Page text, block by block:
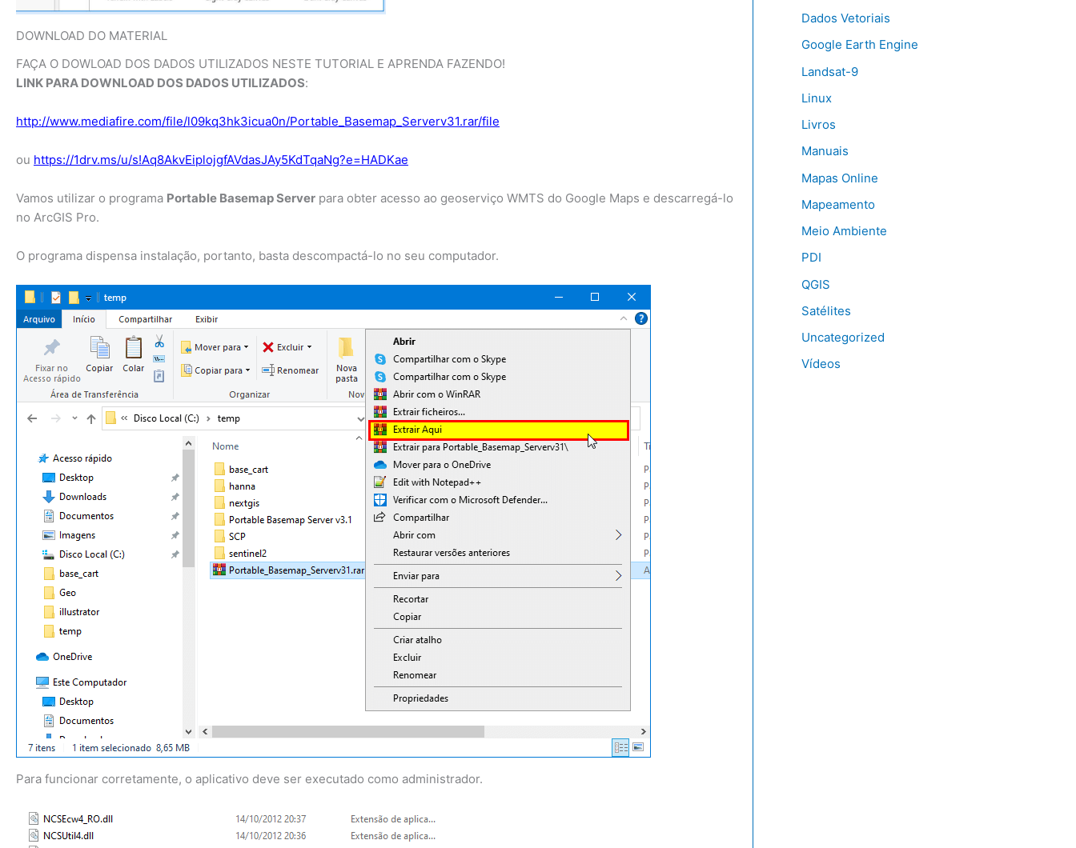
DOWNLOAD DO MATERIAL
FAÇA O DOWLOAD DOS DADOS UTILIZADOS NESTE TUTORIAL E APRENDA FAZENDO!
LINK PARA DOWNLOAD DOS DADOS UTILIZADOS:
http://www.mediafire.com/file/l09kq3hk3icua0n/Portable_Basemap_Serverv31.rar/file
ou https://1drv.ms/u/s!Aq8AkvEiplojgfAVdasJAy5KdTqaNg?e=HADKae
Vamos utilizar o programa Portable Basemap Server para obter acesso ao geoserviço WMTS do Google Maps e descarregá-lo
no ArcGIS Pro.
O programa dispensa instalação, portanto, basta descompactá-lo no seu computador.
Para funcionar corretamente, o aplicativo deve ser executado como administrador.
Dados Vetoriais
Google Earth Engine
Landsat-9
Linux
Livros
Manuais
Mapas Online
Mapeamento
Meio Ambiente
PDI
QGIS
Satélites
Uncategorized
Vídeos